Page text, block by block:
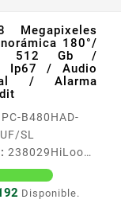
/ Alarma Visual
8
4256 times
fijo 2 mm
de visioacuten
light 20 m Smart
180°/
512 Gb /
Ip67 / Audio
/ Alarma
B480HAD-
SL
238029HiLook
IPC-B480HAD-
Ip 8 Megapixeles
Disponible.